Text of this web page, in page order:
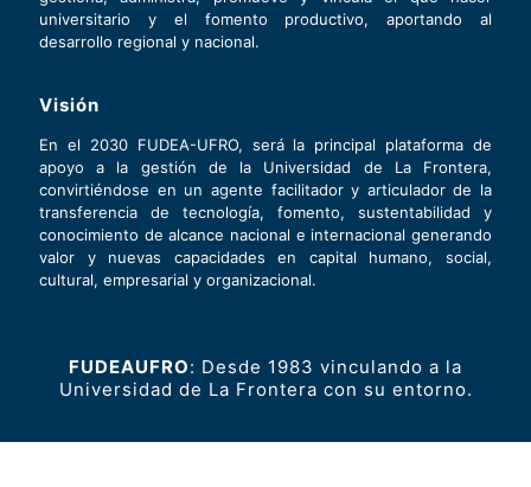
universitario y el fomento productivo, aportando al
desarrollo regional y nacional.
Visión
En el 2030 FUDEA-UFRO, será la principal plataforma de
apoyo a la gestión de la Universidad de La Frontera,
convirtiéndose en un agente facilitador y articulador de la
transferencia de tecnología, fomento, sustentabilidad y
conocimiento de alcance nacional e internacional generando
valor y nuevas capacidades en capital humano, social,
cultural, empresarial y organizacional.
FUDEAUFRO: Desde 1983 vinculando a la
Universidad de La Frontera con su entorno.